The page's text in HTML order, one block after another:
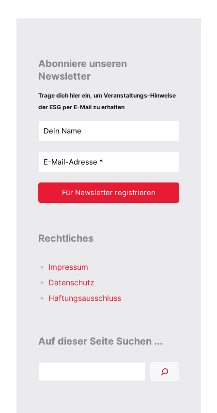
Abonniere unseren
Newsletter
Trage dich hier ein, um Veranstaltungs-Hinweise
der ESG per E-Mail zu erhalten
Rechtliches
Impressum
Datenschutz
Haftungsausschluss
Auf dieser Seite Suchen ...